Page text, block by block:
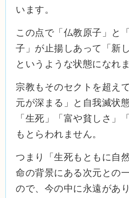
います。
この点で「仏教原子」と
子」が止揚しあって「新
というような状態になれま
宗教もそのセクトを超え
元が深まる」と自我滅状
「生死」「富や貧しさ」
もとらわれません。
つまり「生死もともに自
命の背景にある次元との
ので、今の中に永遠があ